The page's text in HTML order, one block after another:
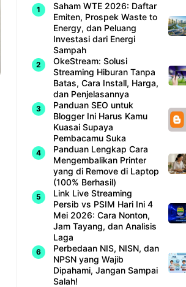
Saham WTE 2026: Daftar
Emiten, Prospek Waste to
Energy, dan Peluang
Investasi dari Energi
Sampah
OkeStream: Solusi
Streaming Hiburan Tanpa
Batas, Cara Install, Harga,
dan Penjelasannya
Panduan SEO untuk
Blogger Ini Harus Kamu
Kuasai Supaya
Pembacamu Suka
Panduan Lengkap Cara
Mengembalikan Printer
yang di Remove di Laptop
(100% Berhasil)
Link Live Streaming
Persib vs PSIM Hari Ini 4
Mei 2026: Cara Nonton,
Jam Tayang, dan Analisis
Laga
Perbedaan NIS, NISN, dan
NPSN yang Wajib
Dipahami, Jangan Sampai
Salah!